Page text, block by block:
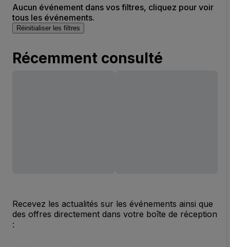
Aucun événement dans vos filtres, cliquez pour voir
tous les événements.
Réinitialiser les filtres
Récemment consulté
Recevez les actualités sur les événements ainsi que
des offres directement dans votre boîte de réception
: